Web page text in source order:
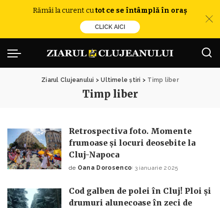
Rămâi la curent cutot ce se întâmplă în oraș
CLICK AICI
Ziarul Clujeanului >Ultimele știri > Timp liber
Timp liber
Retrospectiva foto. Momente
frumoase și locuri deosebite la
Cluj-Napoca
Posted
de Oana Dorosenco 3 ianuarie 2025
Cod galben de polei în Cluj! Ploi și
drumuri alunecoase în zeci de